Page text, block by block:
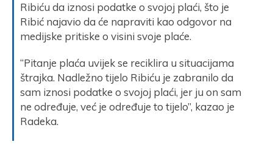
Ribiću da iznosi podatke o svojoj plaći, što je
Ribić najavio da će napraviti kao odgovor na
medijske pritiske o visini svoje plaće.
“Pitanje plaća uvijek se reciklira u situacijama
štrajka. Nadležno tijelo Ribiću je zabranilo da
sam iznosi podatke o svojoj plaći, jer ju on sam
ne određuje, već je određuje to tijelo”, kazao je
Radeka.